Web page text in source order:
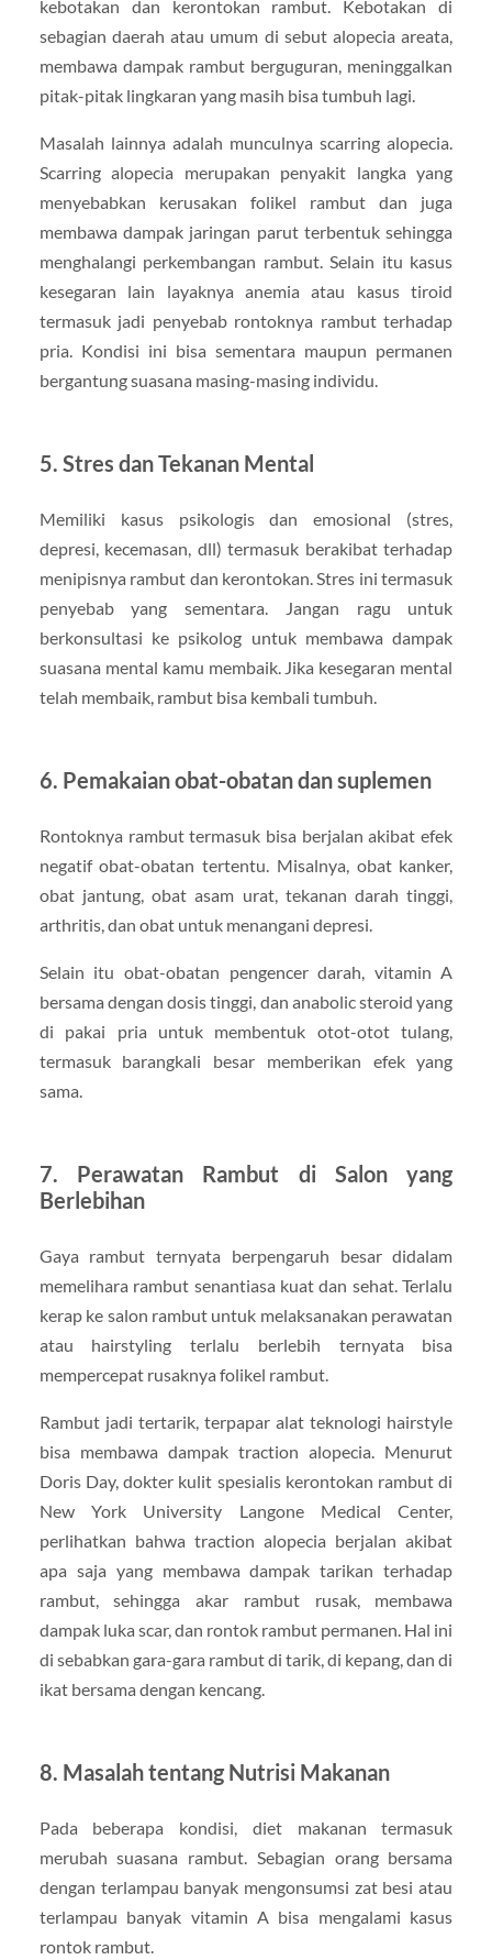
kebotakan dan kerontokan rambut. Kebotakan di
sebagian daerah atau umum di sebut alopecia areata,
membawa dampak rambut berguguran, meninggalkan
pitak-pitak lingkaran yang masih bisa tumbuh lagi.
Masalah lainnya adalah munculnya scarring alopecia.
Scarring alopecia merupakan penyakit langka yang
menyebabkan kerusakan folikel rambut dan juga
membawa dampak jaringan parut terbentuk sehingga
menghalangi perkembangan rambut. Selain itu kasus
kesegaran lain layaknya anemia atau kasus tiroid
termasuk jadi penyebab rontoknya rambut terhadap
pria. Kondisi ini bisa sementara maupun permanen
bergantung suasana masing-masing individu.
5. Stres dan Tekanan Mental
Memiliki kasus psikologis dan emosional (stres,
depresi, kecemasan, dll) termasuk berakibat terhadap
menipisnya rambut dan kerontokan. Stres ini termasuk
penyebab yang sementara. Jangan ragu untuk
berkonsultasi ke psikolog untuk membawa dampak
suasana mental kamu membaik. Jika kesegaran mental
telah membaik, rambut bisa kembali tumbuh.
6. Pemakaian obat-obatan dan suplemen
Rontoknya rambut termasuk bisa berjalan akibat efek
negatif obat-obatan tertentu. Misalnya, obat kanker,
obat jantung, obat asam urat, tekanan darah tinggi,
arthritis, dan obat untuk menangani depresi.
Selain itu obat-obatan pengencer darah, vitamin A
bersama dengan dosis tinggi, dan anabolic steroid yang
di pakai pria untuk membentuk otot-otot tulang,
termasuk barangkali besar memberikan efek yang
sama.
7. Perawatan Rambut di Salon yang
Berlebihan
Gaya rambut ternyata berpengaruh besar didalam
memelihara rambut senantiasa kuat dan sehat. Terlalu
kerap ke salon rambut untuk melaksanakan perawatan
atau hairstyling terlalu berlebih ternyata bisa
mempercepat rusaknya folikel rambut.
Rambut jadi tertarik, terpapar alat teknologi hairstyle
bisa membawa dampak traction alopecia. Menurut
Doris Day, dokter kulit spesialis kerontokan rambut di
New York University Langone Medical Center,
perlihatkan bahwa traction alopecia berjalan akibat
apa saja yang membawa dampak tarikan terhadap
rambut, sehingga akar rambut rusak, membawa
dampak luka scar, dan rontok rambut permanen. Hal ini
di sebabkan gara-gara rambut di tarik, di kepang, dan di
ikat bersama dengan kencang.
8. Masalah tentang Nutrisi Makanan
Pada beberapa kondisi, diet makanan termasuk
merubah suasana rambut. Sebagian orang bersama
dengan terlampau banyak mengonsumsi zat besi atau
terlampau banyak vitamin A bisa mengalami kasus
rontok rambut.